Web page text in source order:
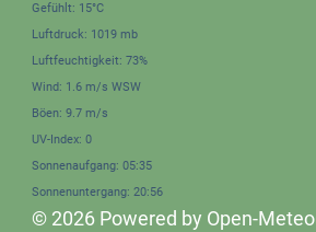
Gefühlt: 15°C
Luftdruck: 1019 mb
Luftfeuchtigkeit: 73%
Wind: 1.6 m/s WSW
Böen: 9.7 m/s
UV-Index: 0
Sonnenaufgang: 05:35
Sonnenuntergang: 20:56
© 2026 Powered by Open-Meteo